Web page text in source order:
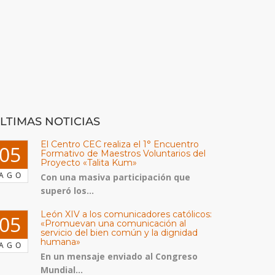
NOTICIAS
El Centro CEC realiza el 1° Encuentro
Formativo de Maestros Voluntarios del
Proyecto «Talita Kum»
Con una masiva participación que
superó los...
León XIV a los comunicadores católicos:
«Promuevan una comunicación al
servicio del bien común y la dignidad
humana»
En un mensaje enviado al Congreso
Mundial...